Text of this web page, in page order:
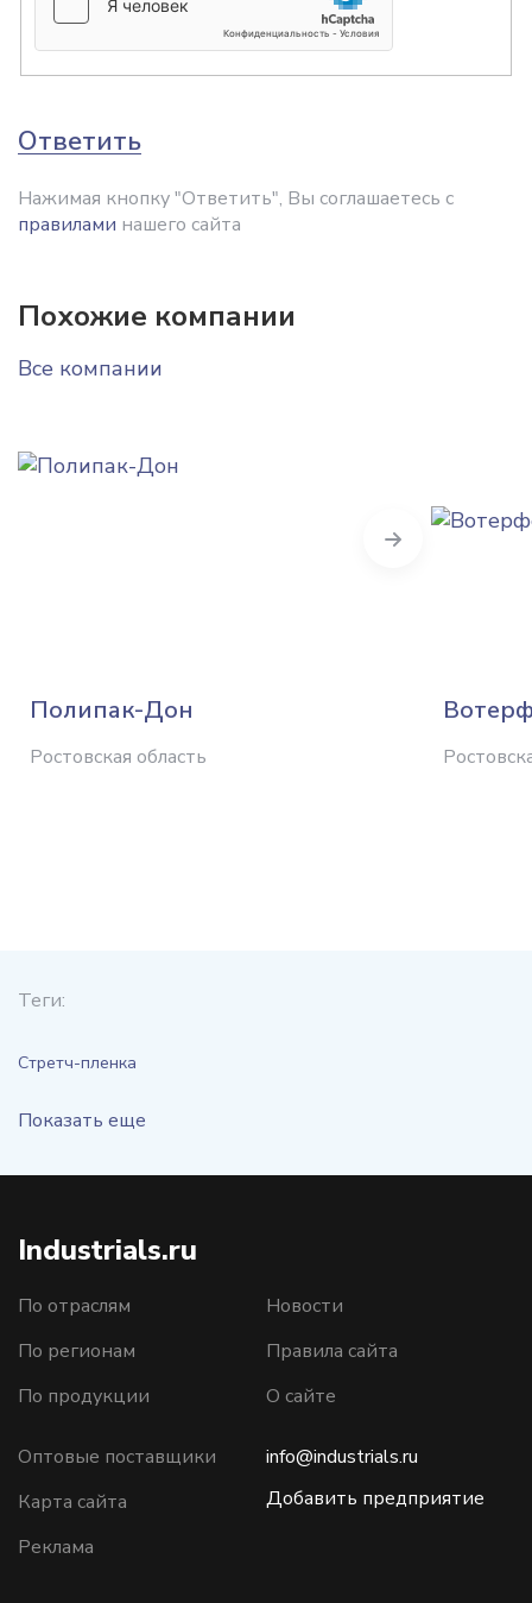
Ответить
Нажимая кнопку "Ответить", Вы соглашаетесь с
правилами нашего сайта
Похожие компании
Все компании
Полипак-Дон
Ростовская область
Теги:
Стретч-пленка
Показать еще
Industrials.ru
По отраслям
По регионам
По продукции
Новости
Правила сайта
О сайте
Оптовые поставщики
Карта сайта
Реклама
info@industrials.ru
Добавить предприятие